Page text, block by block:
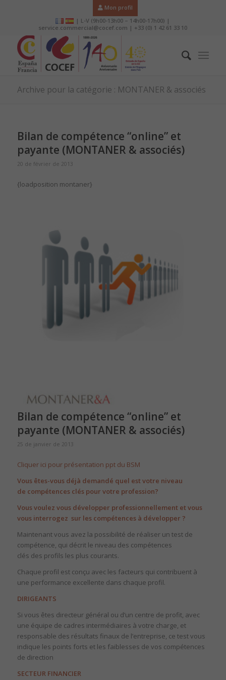
Mon profil
| L-V (9h00-13h00 – 14h00-17h00) |
service.commercial@cocef.com | +33 (0) 1 42 61 33 10
Archive pour la catégorie : MONTANER & associés
Bilan de compétence “online” et
payante (MONTANER & associés)
20 de février de 2013
{loadposition montaner}
Bilan de compétence “online” et
payante (MONTANER & associés)
25 de janvier de 2013
Cliquer ici pour présentation ppt du BSM
Vous êtes-vous déjà demandé quel est votre niveau
de compétences clés pour votre profession?
Vous voulez vous développer professionnellement et vous
vous interrogez sur les compétences à développer ?
Maintenant vous avez la possibilité de réaliser un test de
compétence, qui décrit le niveau des compétences
clés des profils les plus courants.
Chaque profil est conçu avec les facteurs qui contribuent à
une performance excellente dans chaque profil.
DIRIGEANTS
Si vous êtes directeur général ou d’un centre de profit, avec
une équipe de cadres intermédiaires à votre charge, et
responsable des résultats finaux de l’entreprise, ce test vous
indique les points forts et les faiblesses de vos compétences
de direction
SECTEUR FINANCIER